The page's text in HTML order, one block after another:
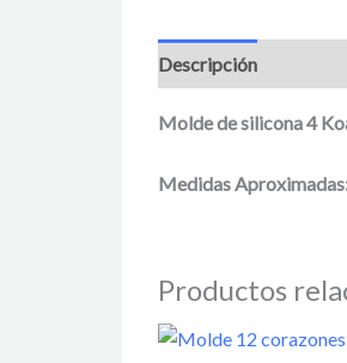
Descripción
Molde de silicona4
Medidas
Productos